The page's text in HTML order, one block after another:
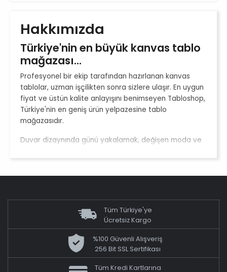
Hakkımızda
Türkiye'nin en büyük kanvas tablo
mağazası...
Profesyonel bir ekip tarafından hazırlanan kanvas
tablolar, uzman işçilikten sonra sizlere ulaşır. En uygun
fiyat ve üstün kalite anlayışını benimseyen Tabloshop,
Türkiye'nin en geniş ürün yelpazesine tablo
mağazasıdır.
Duvar dizaynında günü yakalamak, değişen moda ve
isteyen müşterilerimize çok yakınız.
Üretim Aşamaları
Hızlı kargo ve zamanında teslimat
Tabloshop'tan yaptığınız alışverişlerde alışveriş limiti
olmaksızın Türkiye'nin her yerine ücretsiz kargo
avantajıyla siparişiniz en hızlı şekilde sizlere ulaştırılır.
Tüm Türkiye'ye
Ücretsiz Kargo
%100 Güvenli Alışveriş
256 Bit SSL Sertifikası
Tüm Kredi Kartlarına